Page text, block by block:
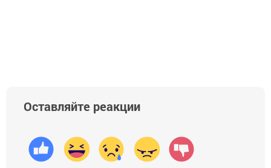
Оставляйте реакции